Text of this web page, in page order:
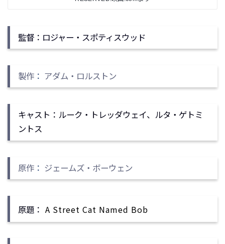
監督：ロジャー・スポティスウッド
製作 ： アダム・ロルストン
キャスト：ルーク・トレッダウェイ、ルタ・ゲトミ
ントス
原作 ： ジェームズ・ボーウェン
原題： A Street Cat Named Bob